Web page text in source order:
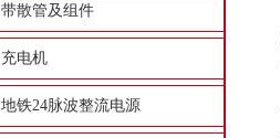
带散管及组件
充电机
地铁24脉波整流电源